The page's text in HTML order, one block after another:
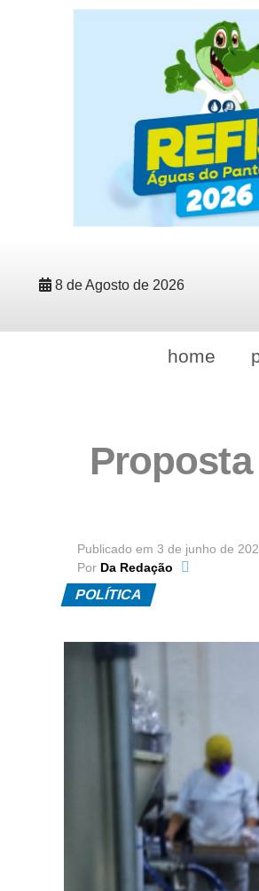
8 de Agosto de 2026
home
Publicado em 3 de junho de
Por Da Redação
POLÍTICA